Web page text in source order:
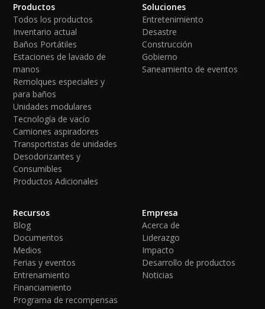
Productos
Todos los productos
Inventario actual
Baños Portátiles
Estaciones de lavado de
manos
Remolques especiales y
para baños
Unidades modulares
Tecnología de vacío
Camiones aspiradores
Transportistas de unidades
Desodorizantes y
Consumibles
Productos Adicionales
Soluciones
Entretenimiento
Desastre
Construcción
Gobierno
Saneamiento de eventos
Recursos
Blog
Documentos
Medios
Ferias y eventos
Entrenamiento
Financiamiento
Programa de recompensas
Empresa
Acerca de
Liderazgo
Impacto
Desarrollo de productos
Noticias